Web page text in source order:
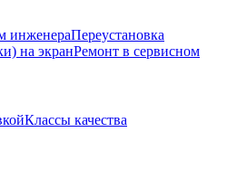
инженераПереустановка
на экранРемонт в сервисном
Классы качества